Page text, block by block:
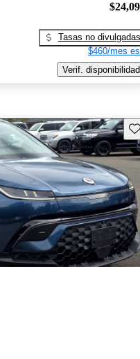
Tasas no divulgadas
$460/mes
Verif. disponibilidad